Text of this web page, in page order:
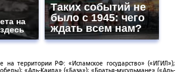
на
Таких событий не
было с 1945: чего
ждать всем нам?
на территории РФ: «Исламское государство» («ИГИЛ»);
«Аль-Каида» («База»); «Братья-мусульмане» («Аль-